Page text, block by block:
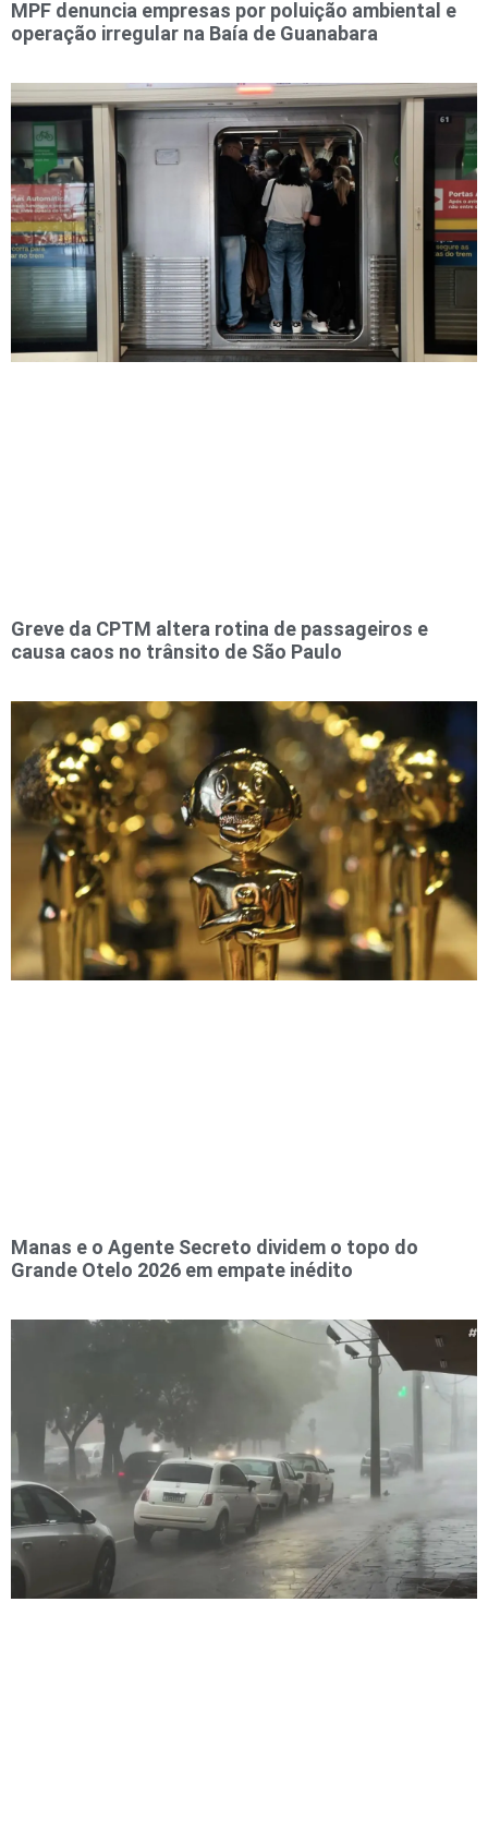
MPF denuncia empresas por poluição ambiental e
operação irregular na Baía de Guanabara
Greve da CPTM altera rotina de passageiros e
causa caos no trânsito de São Paulo
Manas e o Agente Secreto dividem o topo do
Grande Otelo 2026 em empate inédito